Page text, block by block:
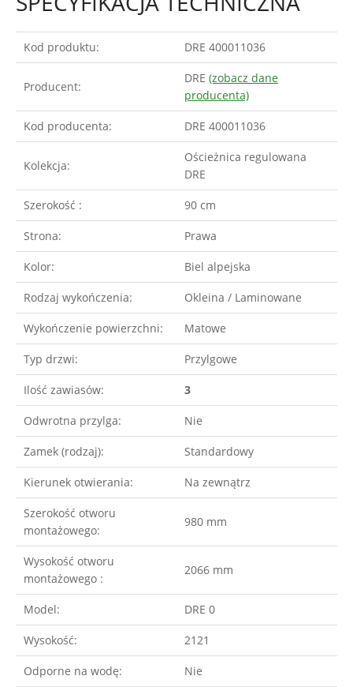
Kod produktu: DRE 400011036
Producent:
DRE (zobacz dane
producenta)
Kod producenta: DRE 400011036
Kolekcja:
Ościeżnica regulowana
DRE
Szerokość : 90 cm
Strona: Prawa
Kolor: Biel alpejska
Rodzaj wykończenia: Okleina / Laminowane
Wykończenie powierzchni: Matowe
Typ drzwi: Przylgowe
Ilość zawiasów: 3
Odwrotna przylga: Nie
Zamek (rodzaj): Standardowy
Kierunek otwierania: Na zewnątrz
Szerokość otworu
montażowego:
980 mm
Wysokość otworu
montażowego :
2066 mm
Model: DRE 0
Wysokość: 2121
Odporne na wodę: Nie